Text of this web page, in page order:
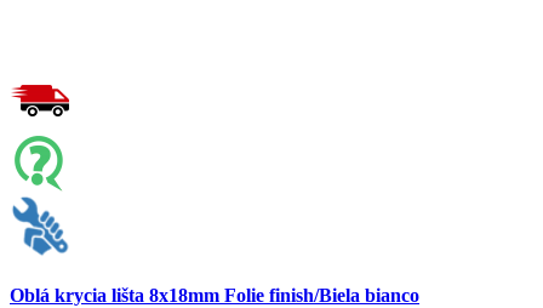
Oblá krycia lišta 8x18mm Folie finish/Biela bianco